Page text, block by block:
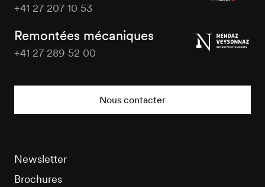
+41 27 207 10 53
Remontées mécaniques
+41 27 289 52 00
Nous contacter
Newsletter
Brochures